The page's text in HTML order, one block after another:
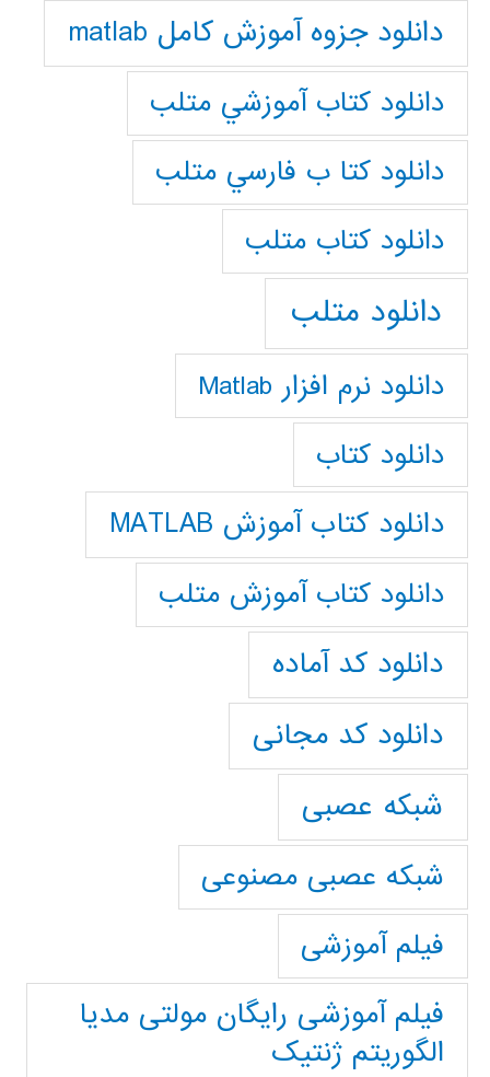
دانلود جزوه آموزش کامل matlab
دانلود كتاب آموزشي متلب
دانلود كتا ب فارسي متلب
دانلود كتاب متلب
دانلود متلب
دانلود نرم افزار Matlab
دانلود کتاب
دانلود کتاب آموزش MATLAB
دانلود کتاب آموزش متلب
دانلود کد آماده
دانلود کد مجانی
شبکه عصبی
شبکه عصبی مصنوعی
فیلم آموزشی
فیلم آموزشی رایگان مولتی مدیا
الگوریتم ژنتیک